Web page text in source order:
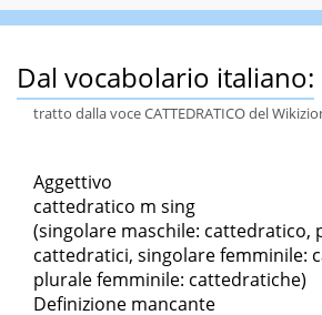
Dal vocabolario italiano:
tratto dalla voce CATTEDRATICO del
Aggettivo
cattedratico m sing
(singolare maschile: cattedratico,
cattedratici, singolare femminile:
plurale femminile: cattedratiche)
Definizione mancante